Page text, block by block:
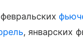
, январских